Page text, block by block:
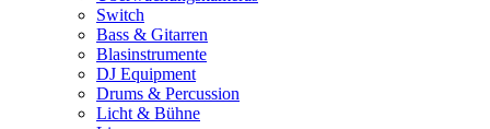
Switch
Bass & Gitarren
Blasinstrumente
DJ Equipment
Drums & Percussion
Licht & Bühne